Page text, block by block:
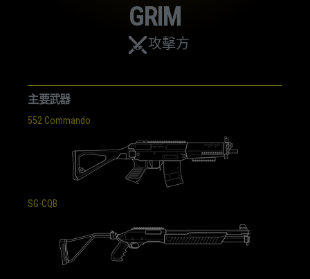
GRIM
攻擊方
主要武器
552 Commando
SG-CQB